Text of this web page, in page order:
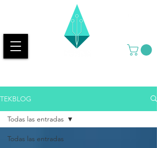
TEKBLOG
Todas las entradas
Todas las entradas